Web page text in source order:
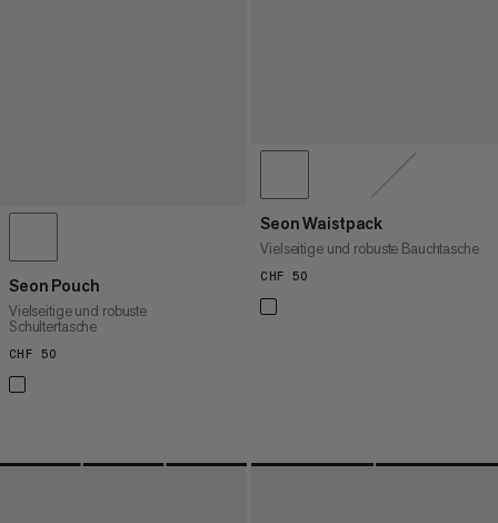
Seon Pouch
Vielseitige und robuste
Schultertasche
CHF 50
Seon Waistpack
Vielseitige und robuste Bauchtasche
CHF 50